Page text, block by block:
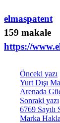
elmaspatent
159 makale
https://
Önceki yazı
Yurt Dışı
Arenada
Sonraki yazı
6769
Marka